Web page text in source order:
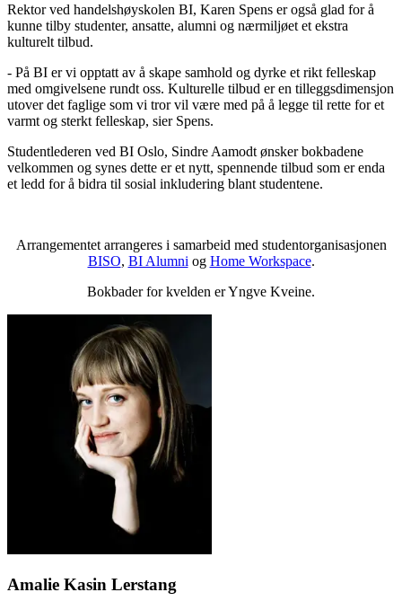
Rektor ved handelshøyskolen BI, Karen Spens er også glad for å
kunne tilby studenter, ansatte, alumni og nærmiljøet et ekstra
kulturelt tilbud.
- På BI er vi opptatt av å skape samhold og dyrke et rikt felleskap
med omgivelsene rundt oss. Kulturelle tilbud er en tilleggsdimensjon
utover det faglige som vi tror vil være med på å legge til rette for et
varmt og sterkt felleskap, sier Spens.
Studentlederen ved BI Oslo, Sindre Aamodt ønsker bokbadene
velkommen og synes dette er et nytt, spennende tilbud som er enda
et ledd for å bidra til sosial inkludering blant studentene.
Arrangementet arrangeres i samarbeid med studentorganisasjonen
BISO, BI Alumni og Home Workspace.
Bokbader for kvelden er Yngve Kveine.
Amalie Kasin Lerstang